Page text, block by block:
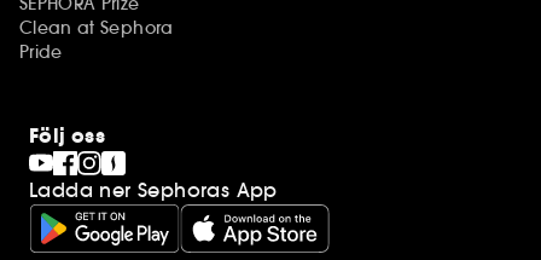
Clean at Sephora
Pride
Följ oss
Ladda ner Sephoras App